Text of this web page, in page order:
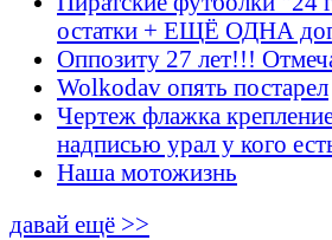
остатки + ЕЩЁ ОДНА
Оппозиту 27 лет!!!
Wolkodav опять постарел
Чертеж флажка
надписью урал у кого
Наша мотожизнь
давай ещё >>